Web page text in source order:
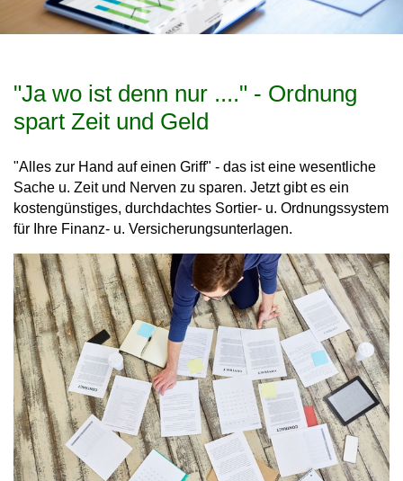
"Ja wo ist denn nur ...." - Ordnung
spart Zeit und Geld
"Alles zur Hand auf einen Griff" - das ist eine wesentliche
Sache u. Zeit und Nerven zu sparen. Jetzt gibt es ein
kostengünstiges, durchdachtes Sortier- u. Ordnungssystem
für Ihre Finanz- u. Versicherungsunterlagen.